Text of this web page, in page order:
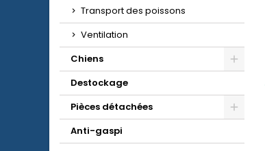
Transport des poissons
Ventilation
Chiens
Destockage
Pièces détachées
Anti-gaspi